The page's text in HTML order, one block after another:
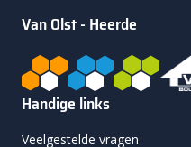
Van Olst - Heerde
Handige links
Veelgestelde vragen